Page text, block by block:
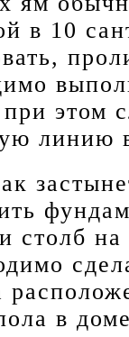
в 10
этом
линию
столб
в